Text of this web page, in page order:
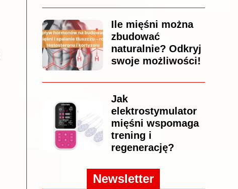
Ile mięśni można
zbudować
naturalnie? Odkryj
swoje możliwości!
Jak
elektrostymulator
mięśni wspomaga
trening i
regenerację?
Newsletter